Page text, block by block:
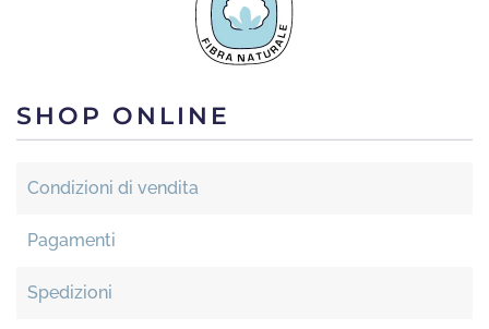
SHOP ONLINE
Condizioni di vendita
Pagamenti
Spedizioni